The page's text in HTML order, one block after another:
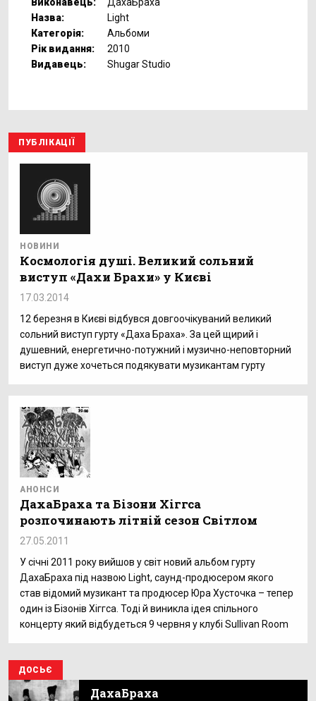
Назва:
Light
Категорія:
Альбоми
Рік видання:
2010
Видавець:
Shugar Studio
ПУБЛІКАЦІЇ
НОВИНИ
Космологія душі. Великий сольний
виступ «Дахи Брахи» у Києві
17.03.2014
12 березня в Києві відбувся довгоочікуваний великий
сольний виступ гурту «Даха Браха». За цей щирий і
душевний, енергетично-потужний і музично-неповторний
виступ дуже хочеться подякувати музикантам гурту
АНОНСИ
ДахаБраха та Бізони Хіггса
розпочинають літній сезон Світлом
27.05.2011
У січні 2011 року вийшов у світ новий альбом гурту
ДахаБраха під назвою Light, саунд-продюсером якого
став відомий музикант та продюсер Юра Хусточка – тепер
один із Бізонів Хіггса. Тоді й виникла ідея спільного
концерту який відбудеться 9 червня у клубі Sullivan Room
ДОСЬЄ
ДахаБраха